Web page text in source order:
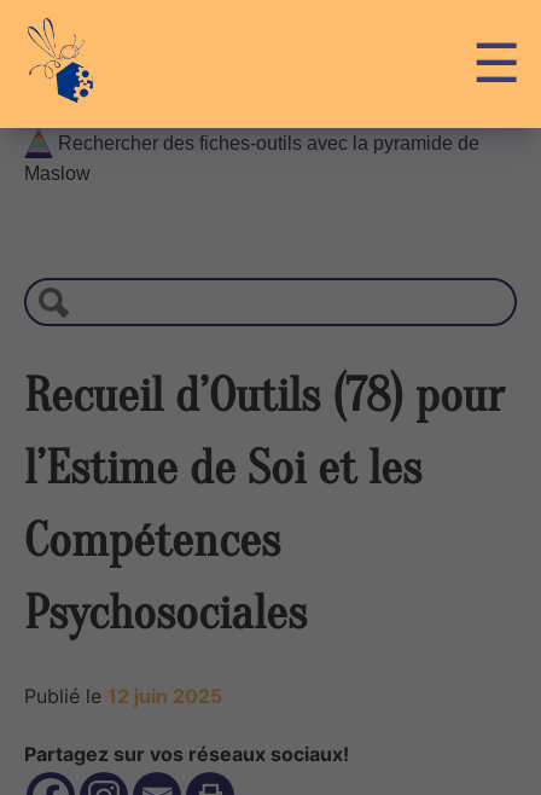
content
☰
Rechercher des fiches-outils avec la pyramide de
Maslow
c
h
r
c
Recueil d’Outils (78) pour
l’Estime de Soi et les
Compétences
Psychosociales
Publié le 12 juin 2025
Partagez sur vos réseaux sociaux!